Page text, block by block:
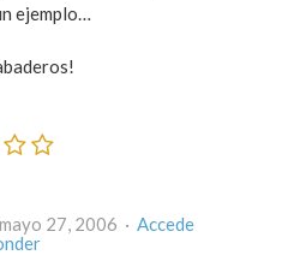
ejemplo…
en mayo 27, 2006 · Accede